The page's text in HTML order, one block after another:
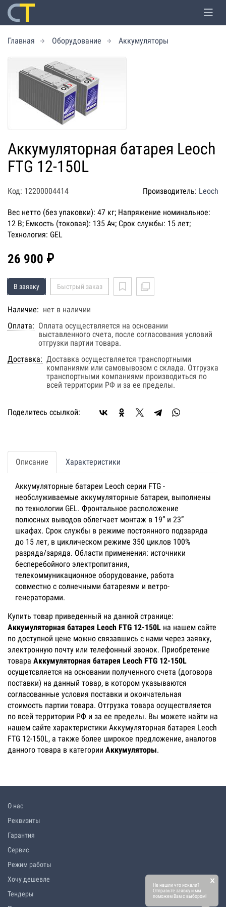
Главная Оборудование Аккумуляторы
Аккумуляторная батарея Leoch
FTG 12-150L
Код: 12200004414 Производитель: Leoch
Вес нетто (без упаковки): 47 кг; Напряжение номинальное:
12 В; Емкость (токовая): 135 Ач; Срок службы: 15 лет;
Технология: GEL
26 900 ₽
В заявку Быстрый заказ
Наличие: нет в наличии
Оплата: Оплата осуществляется на основании
выставленного счета, после согласования условий
отгрузки партии товара.
Доставка: Доставка осуществляется транспортными
компаниями или самовывозом с склада. Отгрузка
транспортными компаниями производиться по
всей территории РФ и за ее пределы.
Поделитесь ссылкой:
Описание Характеристики
Аккумуляторные батареи Leoch серии FTG -
необслуживаемые аккумуляторные батареи, выполнены
по технологии GEL. Фронтальное расположение
полюсных выводов облегчает монтаж в 19” и 23”
шкафах. Срок службы в режиме постоянного подзаряда
до 15 лет, в циклическом режиме 350 циклов 100%
разряда/заряда. Области применения: источники
бесперебойного электропитания,
телекоммуникационное оборудование, работа
совместно с солнечными батареями и ветро-
генераторами.
Купить товар приведенный на данной странице:
Аккумуляторная батарея Leoch FTG 12-150L на нашем сайте
по доступной цене можно связавшись с нами через заявку,
электронную почту или телефонный звонок. Приобретение
товара Аккумуляторная батарея Leoch FTG 12-150L
осущетсвляется на основании полученного счета (договора
поставки) на данный товар, в котором указываются
согласованные условия поставки и окончательная
стоимость партии товара. Отгрузка товара осуществляется
по всей территории РФ и за ее пределы. Вы можете найти на
нашем сайте характеристики Аккумуляторная батарея Leoch
FTG 12-150L, а также более широкое предложение, аналогов
данного товара в категории Аккумуляторы.
О нас
Реквизиты
Гарантия
Сервис
Режим работы
Хочу дешевле
Тендеры
Не нашли что искали?
Отправьте заявку и мы
поможем Вам с выбором!
×